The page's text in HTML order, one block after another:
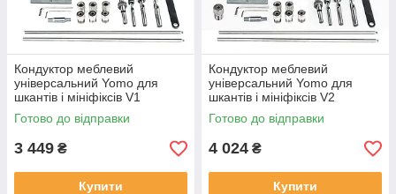
Кондуктор меблевий
універсальний Yomo для
шкантів і мініфіксів V1
Готово до відправки
3 449 ₴
Купити
Кондуктор меблевий
універсальний Yomo для
шкантів і мініфіксів V2
Готово до відправки
4 024 ₴
Купити